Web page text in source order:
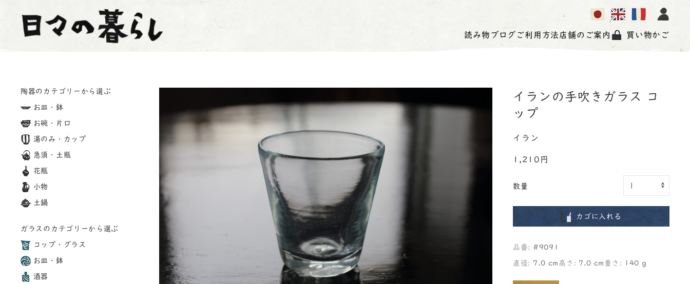
読み物 ブログ ご利用方法 店舗のご案内 買い物かご
陶器のカテゴリーから選ぶ
お皿・鉢
お碗・片口
湯のみ・カップ
急須・土瓶
花瓶
小物
土鍋
ガラスのカテゴリーから選ぶ
コップ・グラス
お皿・鉢
酒器
イランの手吹きガラス コ
ップ
イラン
1,210円
数量
カゴに入れる
品番: #9091
直径: 7.0 cm 高さ: 7.0 cm 重さ: 140 g